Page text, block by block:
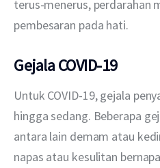
terus-menerus, perdarahan
pembesaran pada hati.
Gejala COVID-19
Untuk COVID-19, gejala
hingga sedang. Beberapa
antara lain demam atau
napas atau kesulitan